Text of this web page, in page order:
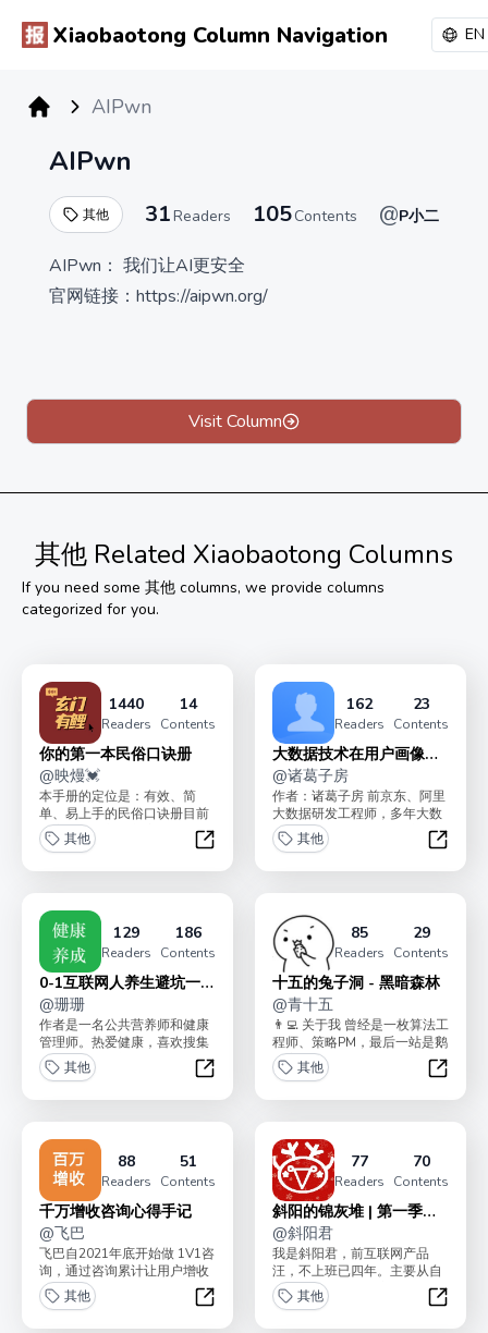
Xiaobaotong Column Navigation EN
AIPwn
AIPwn
其他 31Readers 105Contents @P小二
AIPwn： 我们让AI更安全
官网链接：https://aipwn.org/
Visit Column
其他 Related Xiaobaotong Columns
If you need some 其他 columns, we provide columns
categorized for you.
1440
Readers
14
Contents
你的第一本民俗口诀册
@映熳💓
本手册的定位是：有效、简
单、易上手的民俗口诀册目前
内容已经全部更新完毕。支付
259元，你将永久拥有本...
其他
你的第一本民俗口诀册
162
Readers
23
Contents
大数据技术在用户画像中
的应用
@诸葛子房
作者：诸葛子房 前京东、阿里
大数据研发工程师，多年大数
据开发经验 蓝桥杯《用户画像
案例精讲》专栏...
其他
大数
129
Readers
186
Contents
0-1互联网人养生避坑一本
通
@珊珊
作者是一名公共营养师和健康
管理师。热爱健康，喜欢搜集
医疗书籍。希望能通过自己的
力量帮助到更多人走向健...
其他
0-1互联网人养生避坑一本通
85
Readers
29
Contents
十五的兔子洞 - 黑暗森林
@青十五
👨‍💻 关于我 曾经是一枚算法工
程师、策略PM，最后一站是鹅
厂安全和战投。 现在掉入
Cryp...
其他
十五
88
Readers
51
Contents
千万增收咨询心得手记
@飞巴
飞巴自2021年底开始做 1V1咨
询，通过咨询累计让用户增收
了超过 100W「期待2年内超
千万」，曾...
其他
千万增收咨询心得手记
77
Readers
70
Contents
斜阳的锦灰堆 | 第一季
（已完结）
@斜阳君
我是斜阳君，前互联网产品
汪，不上班已四年。主要从自
己的兴趣出发做内容创作与分
享，包括古建文博的自媒体...
其他
斜阳